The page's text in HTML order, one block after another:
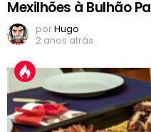
Mexilhões à Bulhão
porHugo
2 anos atrás